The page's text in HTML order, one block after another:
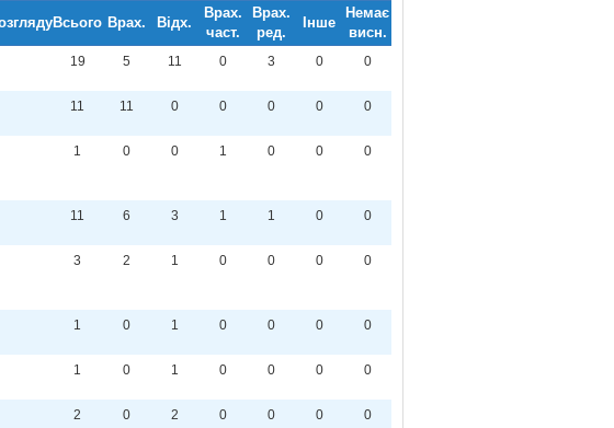
Всього Врах. Відх.
Врах.
част.
Врах.
ред.
Інше
Немає
висн.
19 5 11 0 3 0 0
11 11 0 0 0 0 0
1 0 0 1 0 0 0
11 6 3 1 1 0 0
3 2 1 0 0 0 0
1 0 1 0 0 0 0
1 0 1 0 0 0 0
2 0 2 0 0 0 0